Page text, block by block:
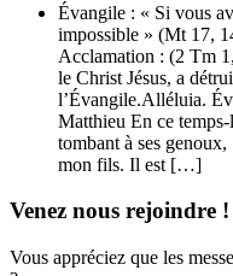
Évangile : « Si vous
impossible » (Mt 17,
Acclamation : (2 Tm
le Christ Jésus, a
l’Évangile.Alléluia.
Matthieu En ce
tombant à ses
mon fils. Il est […]
Venez nous rejoindre !
Vous appréciez que les